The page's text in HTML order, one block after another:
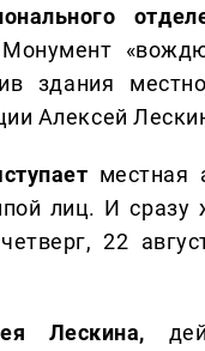
здания
Алексей
местная
лиц. И
22
Лескина,